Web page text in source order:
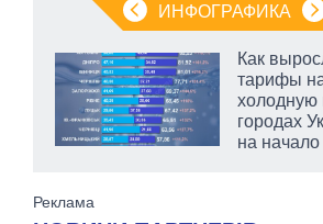
ИНФОГРАФИКА
Как
тарифы
холодную
городах
на начало